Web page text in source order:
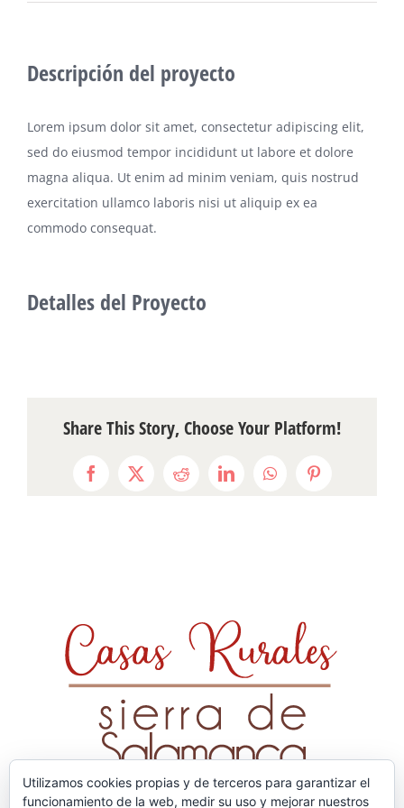
Descripción del proyecto
Lorem ipsum dolor sit amet, consectetur adipiscing elit,
sed do eiusmod tempor incididunt ut labore et dolore
magna aliqua. Ut enim ad minim veniam, quis nostrud
exercitation ullamco laboris nisi ut aliquip ex ea
commodo consequat.
Detalles del Proyecto
Share This Story, Choose Your Platform!
Facebook
X RedditLinkedInWhatsAppPinterest
Utilizamos cookies propias y de terceros para garantizar el
funcionamiento de la web, medir su uso y mejorar nuestros